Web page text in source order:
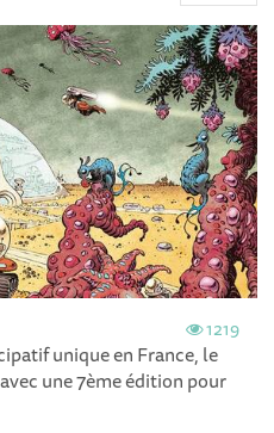
1219
unique en France, le
une 7ème édition pour